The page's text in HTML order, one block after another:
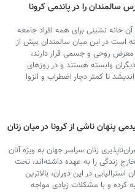
سالمندان را در پاندمی کرونا
خانه نشینی برای همه افراد جامعه
است در این میان سالمندان بیش از
روحی و جسمی قرار دارند،
وابسته هستند و در روزهای
تا کمتر دچار اضطراب و انزوا
پنهان ناشی از کرونا در میان زنان
زنان سراسر جهان به ویژه آنان
زندگی را به عهده داشته‌اند، تحت
استرالیایی در این دوران، بالاترین
کرده و با مشکلات زیادی مواجه